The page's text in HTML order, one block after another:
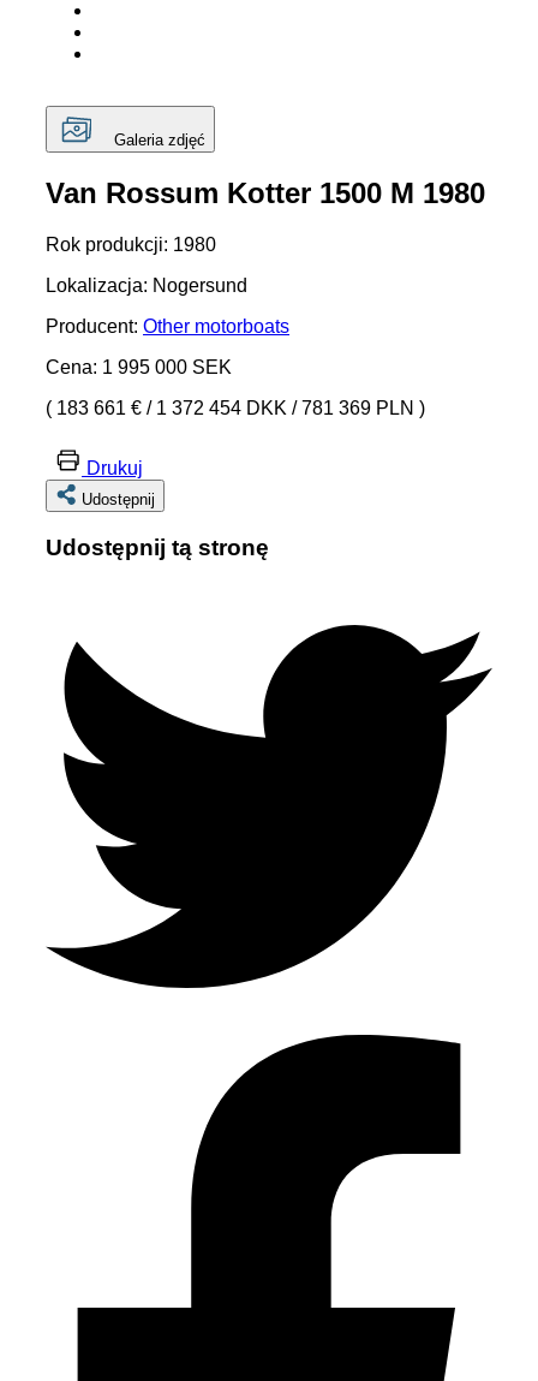
Galeria zdjęć
Van Rossum Kotter 1500 M 1980
Rok produkcji: 1980
Lokalizacja: Nogersund
Producent: Other motorboats
Cena: 1 995 000 SEK
( 183 661 € /1 372 454 DKK /781 369 PLN )
Drukuj
Udostępnij
Udostępnij tą stronę